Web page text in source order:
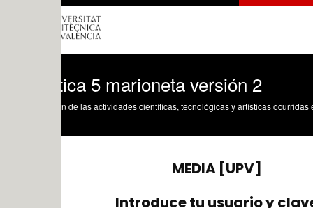
5 marioneta versión 2
de las actividades científicas, tecnológicas y artísticas ocurridas en los tres